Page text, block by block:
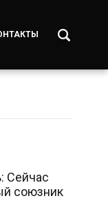
Сейчас
союзник